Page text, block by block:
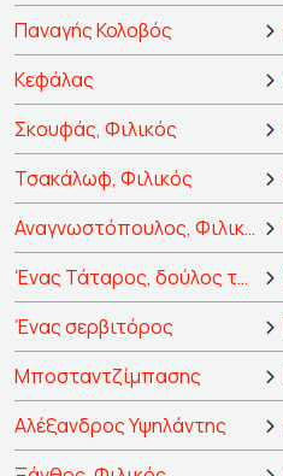
Παναγής Κολοβός
Κεφάλας
Σκουφάς, Φιλικός
Τσακάλωφ, Φιλικός
Αναγνωστόπουλος, Φιλικός
Ένας Τάταρος, δούλος του Παπαφλέσσα
Ένας σερβιτόρος
Μποσταντζίμπασης
Αλέξανδρος Υψηλάντης